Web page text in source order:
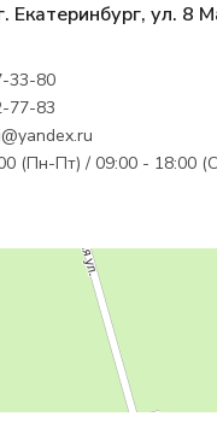
Екатеринбург, ул. 8
33-80
77-83
(Пн-Пт) / 09:00 - 18:00